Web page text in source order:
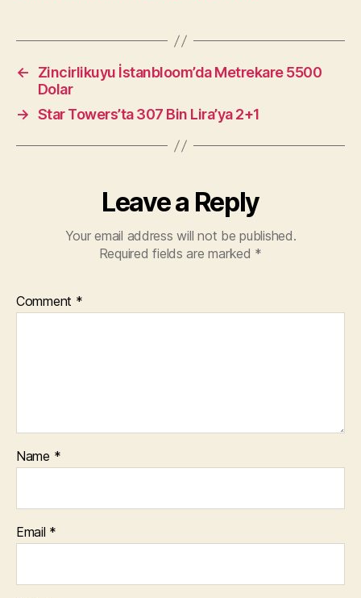
←
Zincirlikuyu İstanbloom’da Metrekare 5500
Dolar
→ Star Towers’ta 307 Bin Lira’ya 2+1
Leave a Reply
Your email address will not be published.
Required fields are marked *
Comment *
Name *
Email *